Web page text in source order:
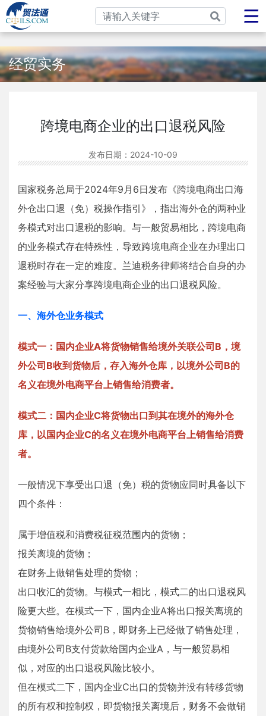
经贸实务
跨境电商企业的出口退税风险
发布日期： 2024-10-09
国家税务总局于2024年9月6日发布《跨境电商出口海
外仓出口退（免）税操作指引》，指出海外仓的两种业
务模式对出口退税的影响。与一般贸易相比，跨境电商
的业务模式存在特殊性，导致跨境电商企业在办理出口
退税时存在一定的难度。兰迪税务律师将结合自身的办
案经验与大家分享跨境电商企业的出口退税风险。
一、 海外仓业务模式
模式一：国内企业A将货物销售给境外关联公司B，境
外公司B收到货物后，存入海外仓库，以境外公司B的
名义在境外电商平台上销售给消费者。
模式二：国内企业C将货物出口到其在境外的海外仓
库，以国内企业C的名义在境外电商平台上销售给消费
者。
一般情况下享受出口退（免）税的货物应同时具备以下
四个条件：
属于增值税和消费税征税范围内的货物；
报关离境的货物；
在财务上做销售处理的货物；
出口收汇的货物。与模式一相比，模式二的出口退税风
险更大些。在模式一下，国内企业A将出口报关离境的
货物销售给境外公司B，即财务上已经做了销售处理，
由境外公司B支付货款给国内企业A，与一般贸易相
似，对应的出口退税风险比较小。
但在模式二下，国内企业C出口的货物并没有转移货物
的所有权和控制权，即货物报关离境后，财务不会做销